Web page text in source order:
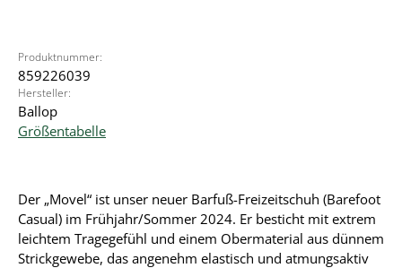
Produktnummer:
859226039
Hersteller:
Ballop
Größentabelle
Der „Movel“ ist unser neuer Barfuß-Freizeitschuh (Barefoot
Casual) im Frühjahr/Sommer 2024. Er besticht mit extrem
leichtem Tragegefühl und einem Obermaterial aus dünnem
Strickgewebe, das angenehm elastisch und atmungsaktiv